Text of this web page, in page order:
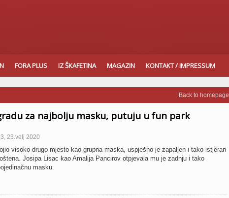
FORA PLUS IZ ŠKAFETINA MAGAZIN KONTAKT / IMPRESSUM
Back to homepage
za najbolju masku, putuju u fun park
23.velj 2020
visoko drugo mjesto kao grupna maska, uspješno je zapaljen i tako istjeran
Josipa Lisac kao Amalija Pancirov otpjevala mu je zadnju i tako
masku.